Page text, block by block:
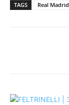
TAGS Real Madrid